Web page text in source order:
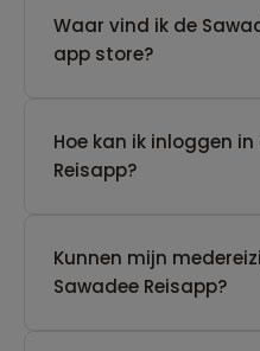
Waar vind ik de
app store?
Hoe kan ik inloggen
Reisapp?
Kunnen mijn
Sawadee Reisapp?